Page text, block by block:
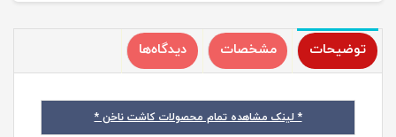
توضیحات مشخصات دیدگاه‌ها
* لینک مشاهده تمام محصولات کاشت ناخن *